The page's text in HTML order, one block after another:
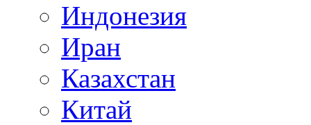
Индонезия
Иран
Казахстан
Китай